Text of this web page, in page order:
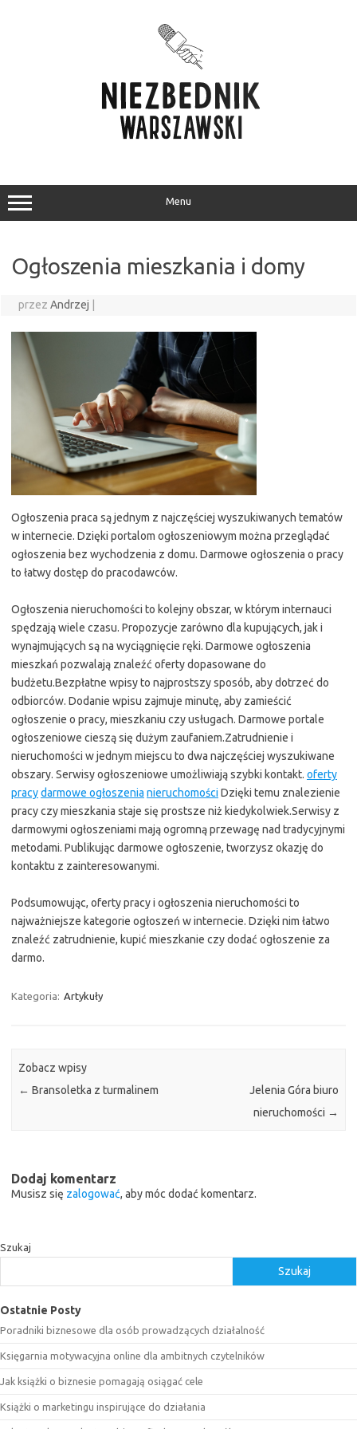
Menu
Ogłoszenia mieszkania i domy
przez Andrzej
Ogłoszenia praca są jednym z najczęściej wyszukiwanych tematów
w internecie. Dzięki portalom ogłoszeniowym można przeglądać
ogłoszenia bez wychodzenia z domu. Darmowe ogłoszenia o pracy
to łatwy dostęp do pracodawców.
Ogłoszenia nieruchomości to kolejny obszar, w którym internauci
spędzają wiele czasu. Propozycje zarówno dla kupujących, jak i
wynajmujących są na wyciągnięcie ręki. Darmowe ogłoszenia
mieszkań pozwalają znaleźć oferty dopasowane do
budżetu.Bezpłatne wpisy to najprostszy sposób, aby dotrzeć do
odbiorców. Dodanie wpisu zajmuje minutę, aby zamieścić
ogłoszenie o pracy, mieszkaniu czy usługach. Darmowe portale
ogłoszeniowe cieszą się dużym zaufaniem.Zatrudnienie i
nieruchomości w jednym miejscu to dwa najczęściej wyszukiwane
obszary. Serwisy ogłoszeniowe umożliwiają szybki kontakt. oferty
pracydarmowe ogłoszenia nieruchomości Dzięki temu znalezienie
pracy czy mieszkania staje się prostsze niż kiedykolwiek.Serwisy z
darmowymi ogłoszeniami mają ogromną przewagę nad tradycyjnymi
metodami. Publikując darmowe ogłoszenie, tworzysz okazję do
kontaktu z zainteresowanymi.
Podsumowując, oferty pracy i ogłoszenia nieruchomości to
najważniejsze kategorie ogłoszeń w internecie. Dzięki nim łatwo
znaleźć zatrudnienie, kupić mieszkanie czy dodać ogłoszenie za
darmo.
Kategoria: Artykuły
Zobacz wpisy
← Bransoletka z turmalinem
Jelenia Góra biuro
nieruchomości →
Dodaj komentarz
Musisz się zalogować, aby móc dodać komentarz.
Szukaj
Szukaj
Ostatnie Posty
Poradniki biznesowe dla osób prowadzących działalność
Księgarnia motywacyjna online dla ambitnych czytelników
Jak książki o biznesie pomagają osiągać cele
Książki o marketingu inspirujące do działania